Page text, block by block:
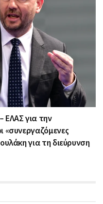
ΕΛΑΣ για την
«συνεργαζόμενες
για τη διεύρυνση